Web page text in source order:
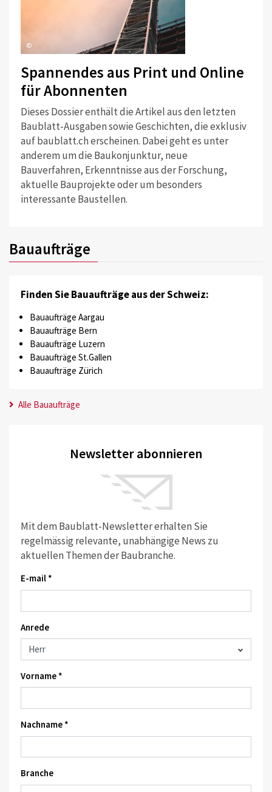
©
Spannendes aus Print und Online
für Abonnenten
Dieses Dossier enthält die Artikel aus den letzten
Baublatt-Ausgaben sowie Geschichten, die exklusiv
auf baublatt.ch erscheinen. Dabei geht es unter
anderem um die Baukonjunktur, neue
Bauverfahren, Erkenntnisse aus der Forschung,
aktuelle Bauprojekte oder um besonders
interessante Baustellen.
Bauaufträge
Finden Sie Bauaufträge aus der Schweiz:
Bauaufträge Aargau
Bauaufträge Bern
Bauaufträge Luzern
Bauaufträge St.Gallen
Bauaufträge Zürich
Alle Bauaufträge
Newsletter abonnieren
Mit dem Baublatt-Newsletter erhalten Sie
regelmässig relevante, unabhängige News zu
aktuellen Themen der Baubranche.
E-mail *
Anrede
Vorname *
Nachname *
Branche